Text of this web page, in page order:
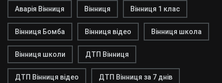
Аварія Вінниця Вінниця Вінниця 1 клас
Вінниця Бомба Вінниця відео Вінниця школа
Вінниця школи ДТП Вінниця
ДТП Вінниця відео ДТП Вінниця за 7 днів